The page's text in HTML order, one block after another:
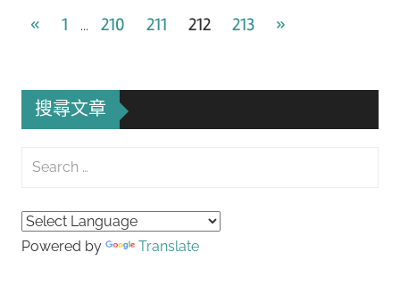
文
導
覽
« Previous
1 ... 210 211 212 213
Next
»
搜尋文章
Search
Powered by Translate